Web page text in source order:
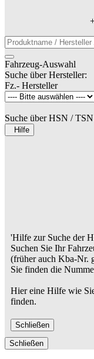
Fahrzeug-Auswahl
Suche über Hersteller:
Fz.- Hersteller
Suche über HSN /
Hilfe
'Hilfe zur Suche der
Suchen Sie Ihr
(früher auch Kba-Nr.
Sie finden die
Hier eine Hilfe wie
finden.
Schließen
Schließen